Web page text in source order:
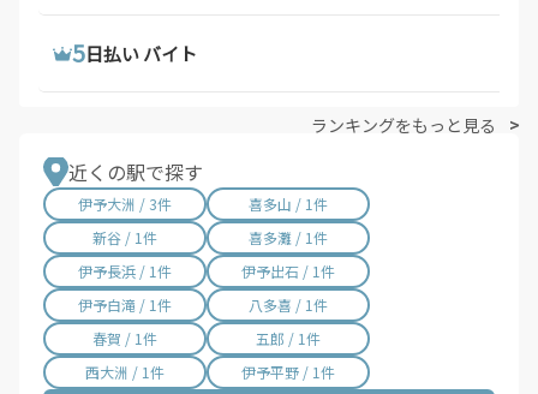
5ウーバーイーツ 求人
5トラック 運転 手 求人
5日払い バイト
ランキングをもっと見る
近くの駅で探す
伊予大洲 / 3件
喜多山 / 1件
新谷 / 1件
喜多灘 / 1件
伊予長浜 / 1件
伊予出石 / 1件
伊予白滝 / 1件
八多喜 / 1件
春賀 / 1件
五郎 / 1件
西大洲 / 1件
伊予平野 / 1件